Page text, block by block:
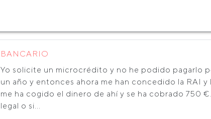
BANCARIO
Yo solicite un microcrédito y no he podido pagarlo
un año y entonces ahora me han concedido la RAI y
me ha cogido el dinero de ahí y se ha cobrado 750
legal o si...